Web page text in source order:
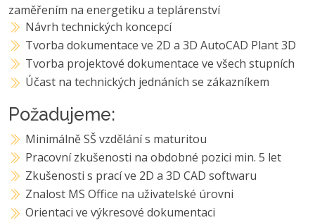
zaměřením na energetiku a teplárenství
Návrh technických koncepcí
Tvorba dokumentace ve 2D a 3D AutoCAD Plant 3D
Tvorba projektové dokumentace ve všech stupních
Účast na technických jednáních se zákazníkem
Požadujeme:
Minimálně SŠ vzdělání s maturitou
Pracovní zkušenosti na obdobné pozici min. 5 let
Zkušenosti s prací ve 2D a 3D CAD softwaru
Znalost MS Office na uživatelské úrovni
Orientaci ve výkresové dokumentaci